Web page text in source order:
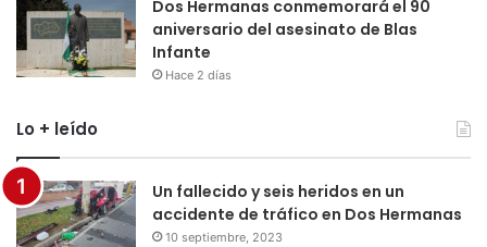
Dos Hermanas conmemorará el 90
aniversario del asesinato de Blas
Infante
Hace 2 días
Lo + leído
Un fallecido y seis heridos en un
accidente de tráfico en Dos Hermanas
10 septiembre, 2023